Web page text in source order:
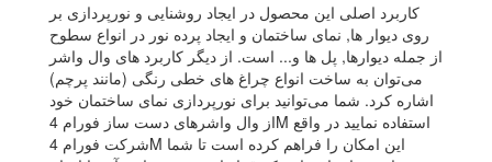
کاربرد اصلی این محصول در ایجاد روشنایی و نورپردازی بر
روی دیوار ها, نمای ساختمان و ایجاد پرده نور در انواع سطوح
از جمله دیوارها, پل ها و... است. از دیگر کاربرد های وال واشر
می‌توان به ساخت انواع چراغ های خطی رنگی (مانند پرچم)
اشاره کرد. شما می‌توانید برای نورپردازی نمای ساختمان خود
از وال واشرهای دست ساز فورام 4M استفاده نمایید در واقع
شرکت فورام 4M این امکان را فراهم کرده است تا شما